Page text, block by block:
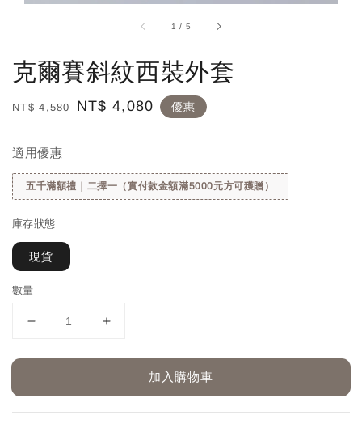
1 / 5
克爾賽斜紋西裝外套
Regular
NT$ 4,580
Sale
NT$ 4,080 優惠
適用優惠
五千滿額禮｜二擇一（實付款金額滿5000元方可獲贈）
庫存狀態
現貨
數量
加入購物車